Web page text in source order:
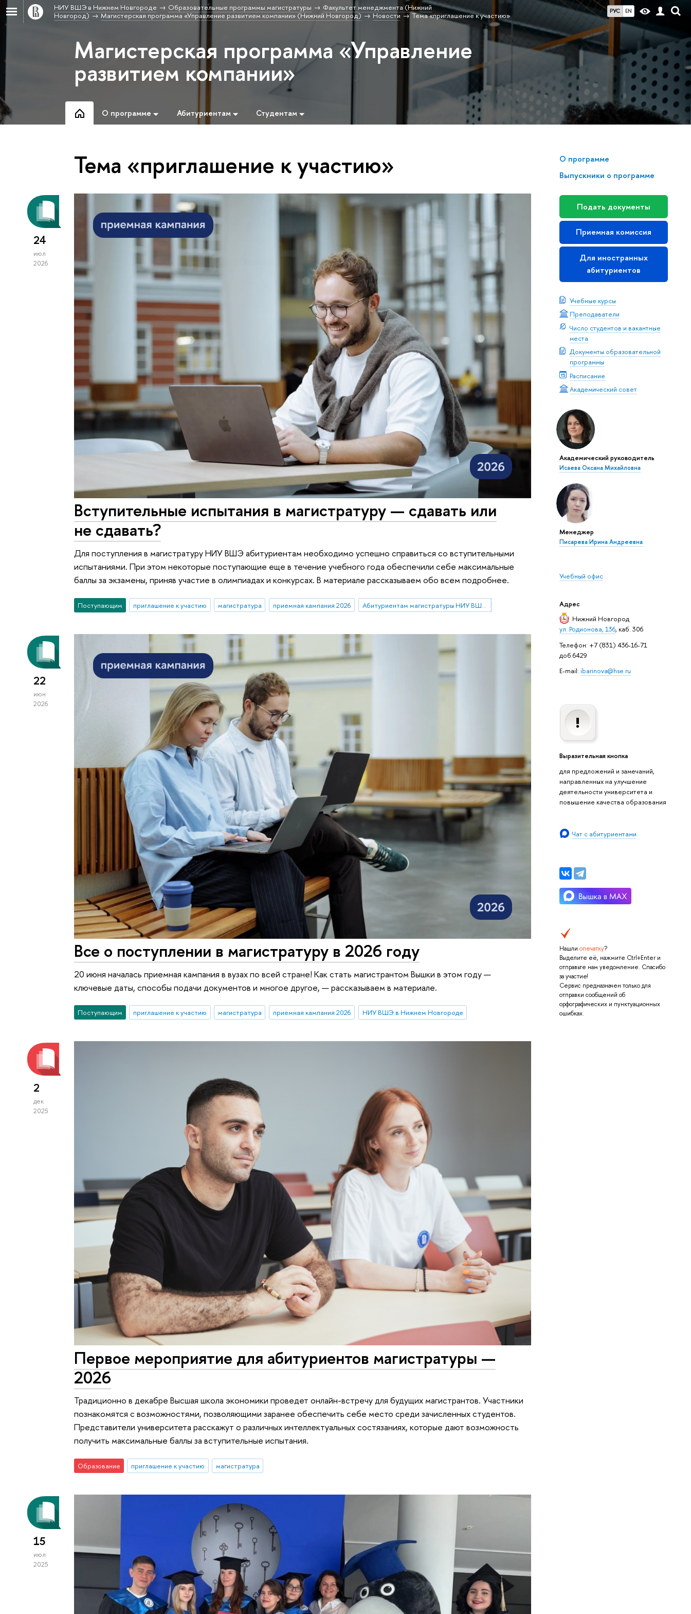
РУС EN
НИУ ВШЭ в Нижнем Новгороде Образовательные программы магистратуры
Факультет менеджмента (Нижний
Новгород)
Магистерская программа «Управление развитием компании» (Нижний Новгород) Новости Тема «приглашение к участию»
Магистерская программа «Управление
развитием компании»
О программе Абитуриентам Студентам
О программе
Выпускники о программе
Подать документы
Приемная комиссия
Для иностранных
абитуриентов
Учебные курсы
Преподаватели
Число студентов и вакантные
места
Документы образовательной
программы
Расписание
Академический совет
Академический руководитель
Исаева Оксана Михайловна
Менеджер
Писарева Ирина Андреевна
Учебный офис
Адрес
Нижний Новгород
ул. Родионова, 136, каб. 306
Телефон: +7 (831) 436-16-71
доб.6429
E-mail: ibarinova@hse.ru
Выразительная кнопка
для предложений и замечаний,
направленных на улучшение
деятельности университета и
повышение качества образования
Чат с абитуриентами
Нашли опечатку?
Выделите её, нажмите Ctrl+Enter и
отправьте нам уведомление. Спасибо
за участие!
Сервис предназначен только для
отправки сообщений об
орфографических и пунктуационных
ошибках.
Тема «приглашение к участию»
24
июл
2026
Вступительные испытания в магистратуру — сдавать или
не сдавать?
Для поступления в магистратуру НИУ ВШЭ абитуриентам необходимо успешно справиться со вступительными
испытаниями. При этом некоторые поступающие еще в течение учебного года обеспечили себе максимальные
баллы за экзамены, приняв участие в олимпиадах и конкурсах. В материале рассказываем обо всем подробнее.
Поступающим приглашение к участию магистратура приемная кампания 2026
22
июн
2026
Все о поступлении в магистратуру в 2026 году
20 июня началась приемная кампания в вузах по всей стране! Как стать магистрантом Вышки в этом году —
ключевые даты, способы подачи документов и многое другое, — рассказываем в материале.
Поступающим приглашение к участию магистратура приемная кампания 2026 НИУ ВШЭ в Нижнем Новгороде
2
дек
2025
Первое мероприятие для абитуриентов магистратуры —
2026
Традиционно в декабре Высшая школа экономики проведет онлайн-встречу для будущих магистрантов. Участники
познакомятся с возможностями, позволяющими заранее обеспечить себе место среди зачисленных студентов.
Представители университета расскажут о различных интеллектуальных состязаниях, которые дают возможность
получить максимальные баллы за вступительные испытания.
Образование приглашение к участию магистратура
15
июл
2025